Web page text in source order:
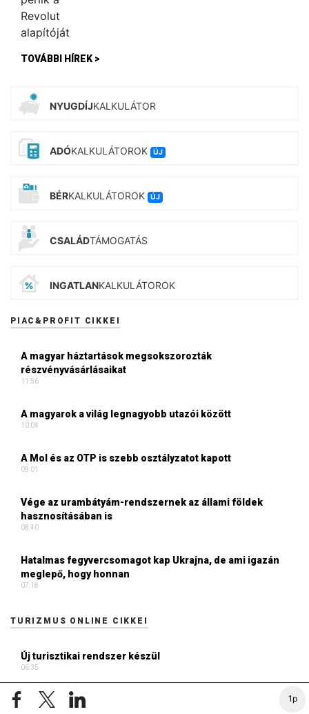
1p
TOVÁBBI HÍREK >
NYUGDÍJKALKULÁTOR
ADÓKALKULÁTOROK ÚJ
BÉRKALKULÁTOROK ÚJ
CSALÁDTÁMOGATÁS
INGATLANKALKULÁTOROK
PIAC&PROFIT CIKKEI
A magyar háztartások megsokszorozták
részvényvásárlásaikat
11:56
A magyarok a világ legnagyobb utazói között
10:04
A Mol és az OTP is szebb osztályzatot kapott
09:01
Vége az urambátyám-rendszernek az állami földek
hasznosításában is
08:40
Hatalmas fegyvercsomagot kap Ukrajna, de ami igazán
meglepő, hogy honnan
07:18
TURIZMUS ONLINE CIKKEI
Új turisztikai rendszer készül
06:35
Digitális élménytér a lévai várban